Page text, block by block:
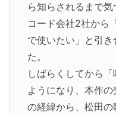
ら知らされるまで
コード会社2社から
で使いたい」と引
た。
しばらくしてから
ようになり、本作
の経緯から、松田